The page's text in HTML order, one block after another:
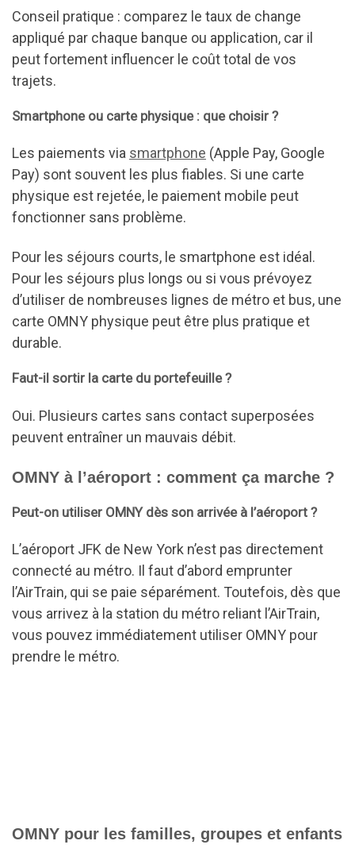
Conseil pratique : comparez le taux de change
appliqué par chaque banque ou application, car il
peut fortement influencer le coût total de vos
trajets.
Smartphone ou carte physique : que choisir ?
Les paiements via smartphone (Apple Pay, Google
Pay) sont souvent les plus fiables. Si une carte
physique est rejetée, le paiement mobile peut
fonctionner sans problème.
Pour les séjours courts, le smartphone est idéal.
Pour les séjours plus longs ou si vous prévoyez
d’utiliser de nombreuses lignes de métro et bus, une
carte OMNY physique peut être plus pratique et
durable.
Faut-il sortir la carte du portefeuille ?
Oui. Plusieurs cartes sans contact superposées
peuvent entraîner un mauvais débit.
OMNY à l’aéroport : comment ça marche ?
Peut-on utiliser OMNY dès son arrivée à l’aéroport ?
L’aéroport JFK de New York n’est pas directement
connecté au métro. Il faut d’abord emprunter
l’AirTrain, qui se paie séparément. Toutefois, dès que
vous arrivez à la station du métro reliant l’AirTrain,
vous pouvez immédiatement utiliser OMNY pour
prendre le métro.
OMNY pour les familles, groupes et enfants